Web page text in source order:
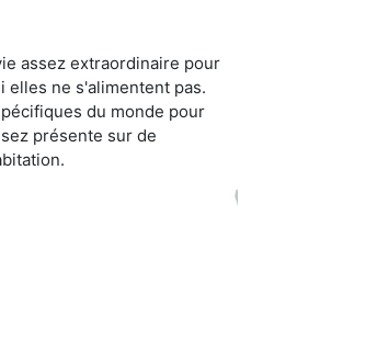
assez extraordinaire pour
elles ne s'alimentent pas.
du monde pour
présente sur de